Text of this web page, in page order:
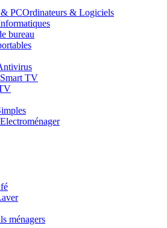
Ordinateurs & Logiciels
bureau
TV
Electroménager
ménagers